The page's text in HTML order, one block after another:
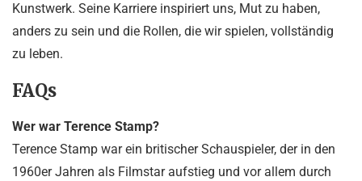
Kunstwerk. Seine Karriere inspiriert uns, Mut zu haben,
anders zu sein und die Rollen, die wir spielen, vollständig
zu leben.
FAQs
Wer war Terence Stamp?
Terence Stamp war ein britischer Schauspieler, der in den
1960er Jahren als Filmstar aufstieg und vor allem durch